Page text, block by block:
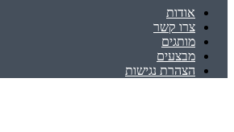
אודות
צרו קשר
מותגים
מבצעים
הצהרת נגישות